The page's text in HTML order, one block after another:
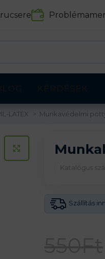
LATEX Munkavédelmi
KATTINTS A
Katalógus
Szállítás